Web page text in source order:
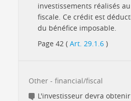
investissements réalisés
fiscale. Ce crédit est
du bénéfice imposable.
Page 42 ( Art. 29.1.6 )
Other - financial/fiscal
L'investisseur devra